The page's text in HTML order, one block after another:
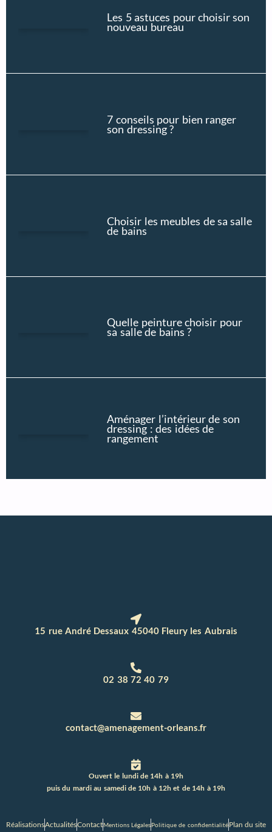
Les 5 astuces pour choisir son
nouveau bureau
7 conseils pour bien ranger
son dressing ?
Choisir les meubles de sa salle
de bains
Quelle peinture choisir pour
sa salle de bains ?
Aménager l’intérieur de son
dressing : des idées de
rangement
15 rue André Dessaux 45040 Fleury les Aubrais
02 38 72 40 79
contact@amenagement-orleans.fr
Ouvert le lundi de 14h à 19h
puis du mardi au samedi de 10h à 12h et de 14h à 19h
RéalisationsActualitésContactMentions LégalesPolitique de confidentialitéPlan du site